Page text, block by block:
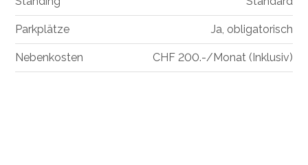
Parkplätze Ja, obligatorisch
Nebenkosten CHF 200.-/Monat (Inklusiv)